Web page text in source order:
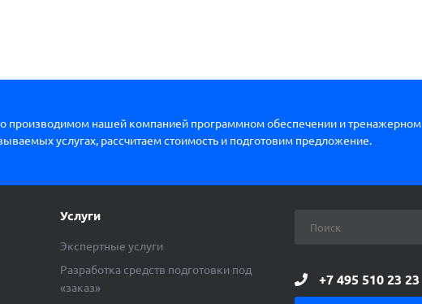
производимом нашей компанией программном обеспечении и тренажерном
услугах, рассчитаем стоимость и подготовим предложение.
Услуги
Экспертные услуги
Разработка средств подготовки под
«заказ»
+7 495 510 23 23